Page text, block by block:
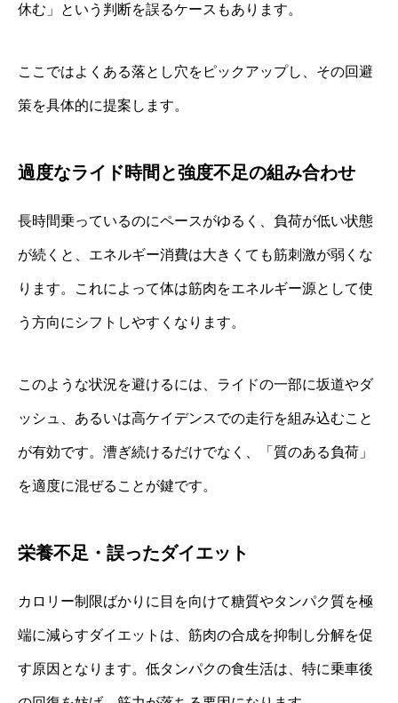
休む」という判断を誤るケースもあります。
ここではよくある落とし穴をピックアップし、その回避
策を具体的に提案します。
過度なライド時間と強度不足の組み合わせ
長時間乗っているのにペースがゆるく、負荷が低い状態
が続くと、エネルギー消費は大きくても筋刺激が弱くな
ります。これによって体は筋肉をエネルギー源として使
う方向にシフトしやすくなります。
このような状況を避けるには、ライドの一部に坂道やダ
ッシュ、あるいは高ケイデンスでの走行を組み込むこと
が有効です。漕ぎ続けるだけでなく、「質のある負荷」
を適度に混ぜることが鍵です。
栄養不足・誤ったダイエット
カロリー制限ばかりに目を向けて糖質やタンパク質を極
端に減らすダイエットは、筋肉の合成を抑制し分解を促
す原因となります。低タンパクの食生活は、特に乗車後